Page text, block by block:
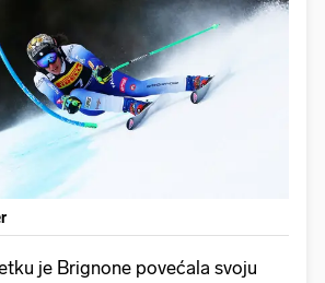
je Brignone povećala svoju